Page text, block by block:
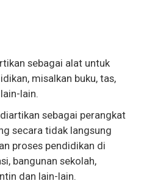
sebagai alat untuk
misalkan buku, tas,
lain.
sebagai perangkat
secara tidak langsung
proses pendidikan di
bangunan sekolah,
dan lain-lain.